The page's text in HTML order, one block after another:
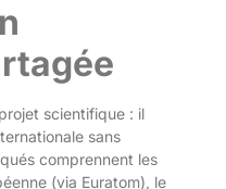
scientifique : il
sans
comprennent les
(via Euratom), le